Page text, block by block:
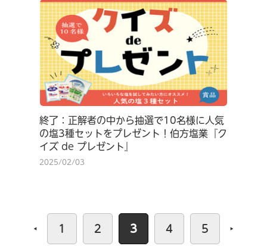
終了：正解者の中から抽選で10名様に人気
の塩3種セットをプレゼント！伯方塩業『ク
イズ de プレゼント』
2025/02/03
1 2 3 4 5